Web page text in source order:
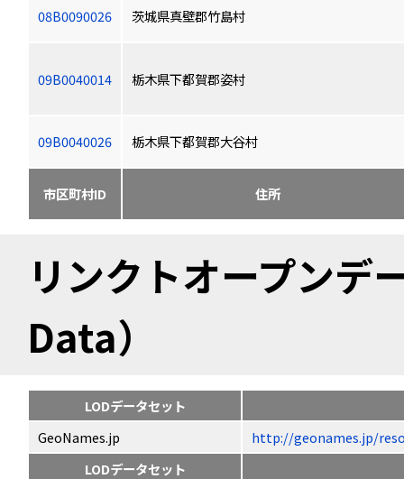
08B0090026 茨城県真壁郡竹島村
09B0040014 栃木県下都賀郡姿村
09B0040026 栃木県下都賀郡大谷村
市区町村ID 住所
リンクトオープン
Data）
LODデータセット
GeoNames.jp
http://geonames.jp/
LODデータセット